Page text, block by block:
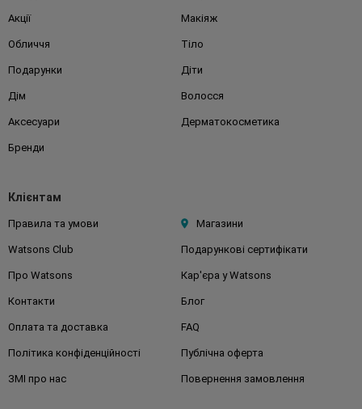
Акції Макіяж
Обличчя Тіло
Подарунки Діти
Дім Волосся
Аксесуари Дерматокосметика
Бренди
Клієнтам
Правила та умови Магазини
Watsons Club Подарункові сертифікати
Про Watsons Кар'єра у Watsons
Контакти Блог
Оплата та доставка FAQ
Політика конфіденційності Публічна оферта
ЗМІ про нас Повернення замовлення